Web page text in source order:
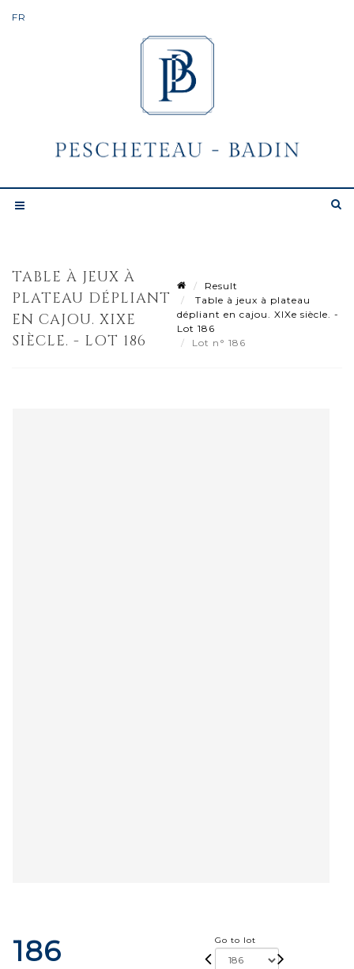
TABLE À JEUX À
PLATEAU DÉPLIANT
EN CAJOU. XIXE
SIÈCLE. - LOT 186
Result
Table à jeux à plateau
dépliant en cajou. XIXe siècle. -
Lot 186
Lot n° 186
186 Go to lot